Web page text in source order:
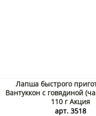
Лапша быстрого
Вантуккон с говядиной
110 г Акция
арт. 3518